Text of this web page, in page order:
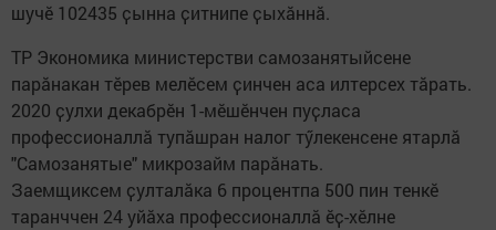
шучӗ 102435 ҫынна ҫитнипе ҫыхӑннӑ.
ТР Экономика министерстви самозанятыйсене
парӑнакан тӗрев мелӗсем ҫинчен аса илтерсех тӑрать.
2020 ҫулхи декабрӗн 1-мӗшӗнчен пуҫласа
профессионаллӑ тупӑшран налог тӳлекенсене ятарлӑ
"Самозанятые" микрозайм парӑнать.
Заемщиксем ҫулталӑка 6 процентпа 500 пин тенкӗ
таранччен 24 уйӑха профессионаллӑ ӗҫ-хӗлне